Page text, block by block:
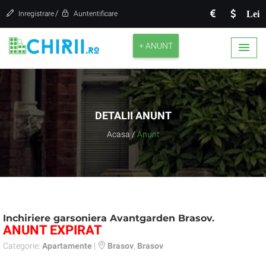
Lei
Inregistrare / Auntentificare
+ ANUNT
DETALII ANUNT
Acasa / Anunt
Inchiriere garsoniera Avantgarden Brasov.
ANUNT EXPIRAT
Categorie: Apartamente | Brasov Brasov